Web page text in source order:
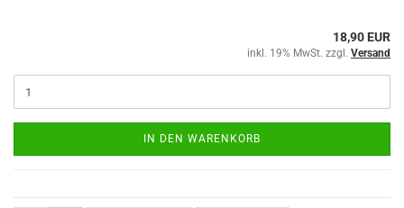
18,90 EUR
inkl. 19% MwSt. zzgl. Versand
IN DEN WARENKORB